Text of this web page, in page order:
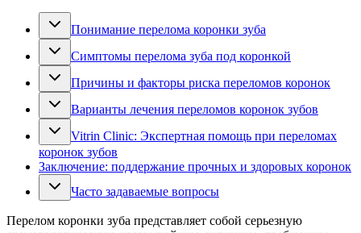
Понимание перелома коронки зуба
Симптомы перелома зуба под коронкой
Причины и факторы риска переломов коронок
Варианты лечения переломов коронок зубов
Vitrin Clinic: Экспертная помощь при переломах
коронок зубов
Заключение: поддержание прочных и здоровых коронок
Часто задаваемые вопросы
Перелом коронки зуба представляет собой серьезную